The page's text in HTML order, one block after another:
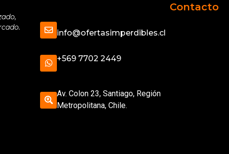
Contacto
info@ofertasimperdibles.cl
+569 7702 2449
Av. Colon 23, Santiago, Región
Metropolitana, Chile.